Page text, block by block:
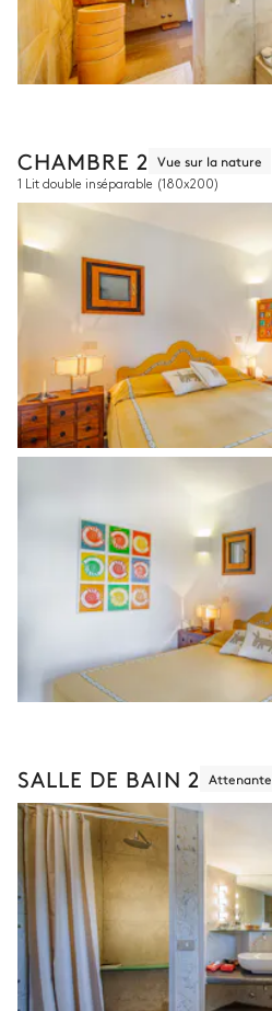
CHAMBRE 2 Vue sur la nature
1 Lit double inséparable (180x200)
SALLE DE BAIN 2 Attenante